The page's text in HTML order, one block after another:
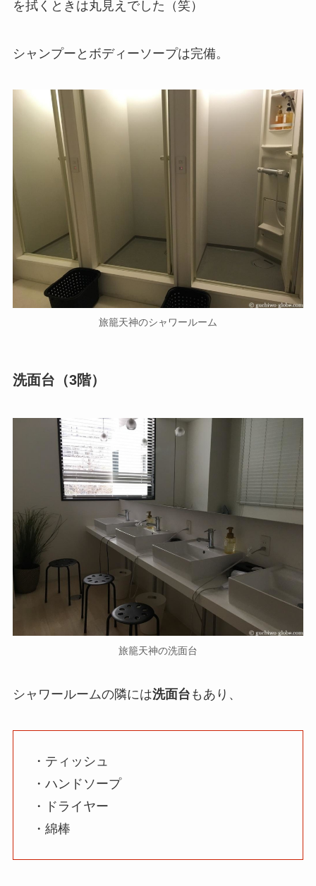
を拭くときは丸見えでした（笑）
シャンプーとボディーソープは完備。
旅籠天神のシャワールーム
洗面台（3階）
旅籠天神の洗面台
シャワールームの隣には洗面台 もあり、
・ティッシュ
・ハンドソープ
・ドライヤー
・綿棒